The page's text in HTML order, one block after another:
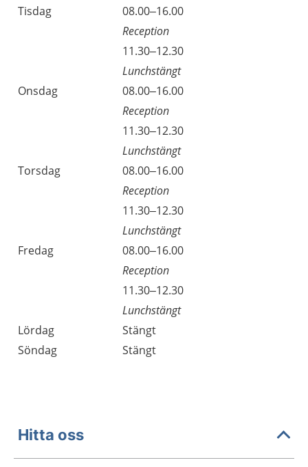
Tisdag
08.00–16.00
Reception
11.30–12.30
Lunchstängt
Onsdag
08.00–16.00
Reception
11.30–12.30
Lunchstängt
Torsdag
08.00–16.00
Reception
11.30–12.30
Lunchstängt
Fredag
08.00–16.00
Reception
11.30–12.30
Lunchstängt
Lördag
Stängt
Söndag
Stängt
Hitta oss